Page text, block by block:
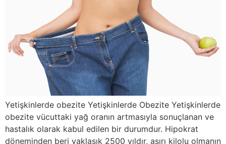
Yetişkinlerde obezite Yetişkinlerde Obezite Yetişkinlerde
obezite vücuttaki yağ oranın artmasıyla sonuçlanan ve
hastalık olarak kabul edilen bir durumdur. Hipokrat
döneminden beri yaklaşık 2500 yıldır, aşırı kilolu olmanın